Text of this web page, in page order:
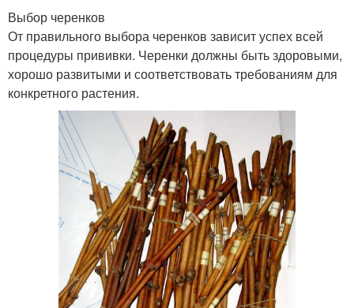
Выбор черенков
От правильного выбора черенков зависит успех всей
процедуры прививки. Черенки должны быть здоровыми,
хорошо развитыми и соответствовать требованиям для
конкретного растения.